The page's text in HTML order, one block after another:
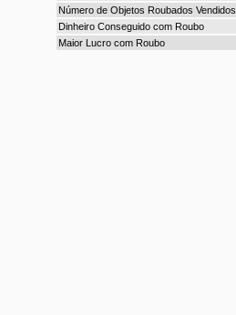
Número de Objetos Roubados Vendidos
Dinheiro Conseguido com Roubo
Maior Lucro com Roubo